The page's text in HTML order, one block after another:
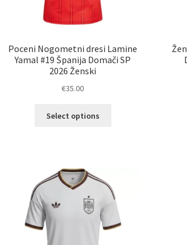
Poceni Nogometni dresi Lamine
Yamal #19 Španija Domači SP
2026 Ženski
€35.00
Select options
lahko
izberete
na
strani